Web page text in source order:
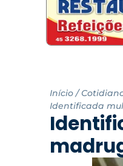
Início /
Identificada